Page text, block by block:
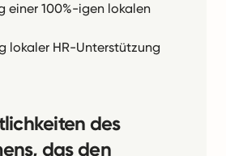
einer 100%-igen lokalen
lokaler HR-Unterstützung
des
das den